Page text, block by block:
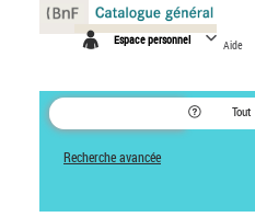
Espace personnel Aide
Tout
Recherche avancée
Panneau de gestion des cookies